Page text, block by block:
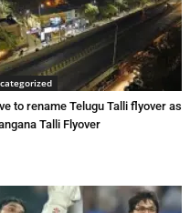
to rename Telugu Talli flyover as
Talli Flyover